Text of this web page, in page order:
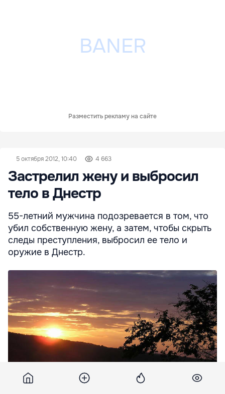
Разместить рекламу на сайте
5 октября 2012, 10:40 4 663
Застрелил жену и выбросил
тело в Днестр
55-летний мужчина подозревается в том, что
убил собственную жену, а затем, чтобы скрыть
следы преступления, выбросил ее тело и
оружие в Днестр.